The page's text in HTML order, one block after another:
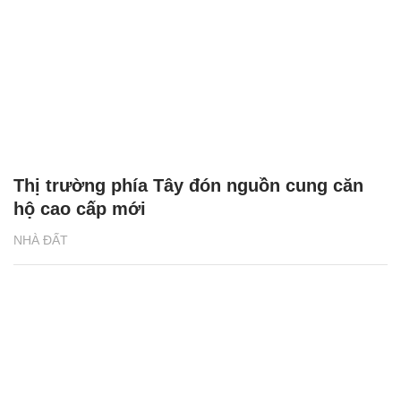
NHÀ ĐẤT
Thị trường phía Tây đón nguồn cung căn
hộ cao cấp mới